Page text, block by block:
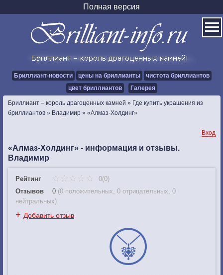
Полная версия
Бриллиант-новости цены на бриллианты
чистота бриллиантов
цвет бриллиантов
Галерея
Бриллиант – король драгоценных камней » Где купить украшения из
бриллиантов » Владимир » «Алмаз-Холдинг»
Вход
«Алмаз-Холдинг» - информация и отзывы.
Владимир
Рейтинг
0(0)
Отзывов
0 (0 положительных, 0 отрицательных, 0
нейтральных)
+ Добавить отзыв